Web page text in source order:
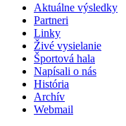
Aktuálne výsledky
Partneri
Linky
Živé vysielanie
Športová hala
Napísali o nás
História
Archív
Webmail